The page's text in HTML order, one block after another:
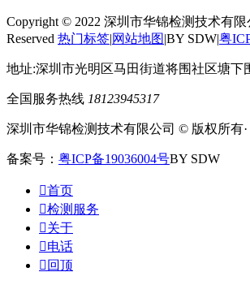
Copyright © 2022 深圳市华锦检测技术有
Reserved 热门标签|网站地图|BY SDW|粤
地址:深圳市光明区马田街道将围社区塘下
全国服务热线 18123945317
深圳市华锦检测技术有限公司 © 版权所有
备案号： 粤ICP备19036004号BY SDW
首页
检测服务
关于
电话
 回顶